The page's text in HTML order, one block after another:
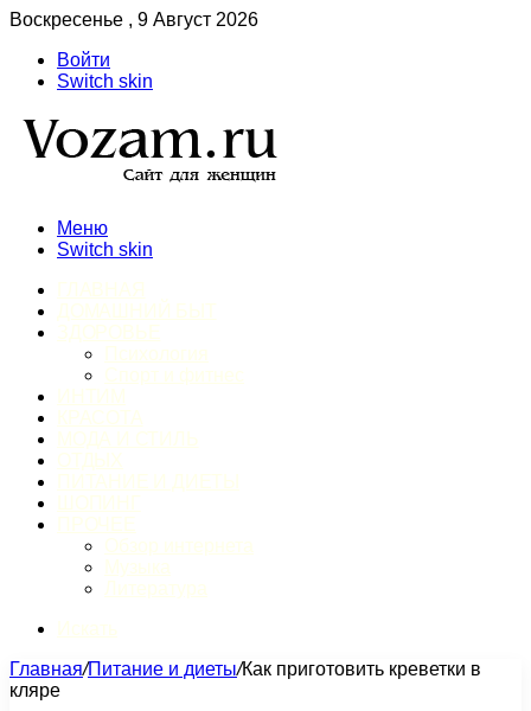
Воскресенье , 9 Август 2026
Войти
Switch skin
Меню
Switch skin
Главная/Питание и диеты/Как приготовить креветки в
кляре